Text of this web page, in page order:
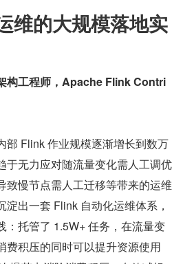
维的大规模落地实
构工程师，Apache Flink Contri
部 Flink 作业规模逐渐增长到数万
于无力应对随流量变化需人工调优
致慢节点需人工迁移等带来的运维
出一套 Flink 自动化运维体系，
：托管了 1.5W+ 任务，在流量变
费积压的同时可以提升资源使用